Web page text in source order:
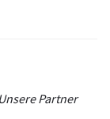
Unsere Partner